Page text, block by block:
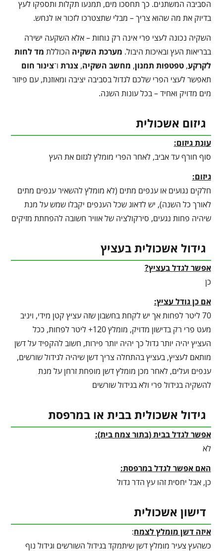
הסביבה המשתנים. כך תחסכו מים, תמנעו תקלות ותספקו לעץ
בדיוק את מה שהוא צריך – מבלי שתצטרכו לזכור או לנחש.
השקיה נכונה לעצי פרי אינה רק נוחות – אלא השקעה ישירה
בבריאות העץ ובאיכות היבול. מערכת השקיה הכוללת מד לחות
לקרקע,טפטפות תמנון, מחשב השקיה, צנרת ו־צינור חום
תאפשר לעצי הפרי שלכם לגדול בסביבה יציבה ומאוזנת, עם פיזור
מים מדויק ואחיד – בכל עונות השנה.
גיזום אשכולית
עונת גיזום:
סוף חורף עד אביב, לאחר הפרי מומלץ לגזום את העץ
גיזום:
חלקים נגועים או ענפים מתים (לא מומלץ להשאיר ענפים מתים
לאורך כל השנה), יש לדאוג שכל הענפים יקבלו שמש על מנת
שיהיה פחות נגעים, סירקולציה של אוויר חשובה להפחתת מזיקים
גידול אשכולית בעציץ
אפשר לגדל בעציץ?
כן
אם כן גודל עציץ:
70 ליטר לפחות אך יש לקחת בחשבון שזה עציץ קטן מידי, ויניב
מעט פרי רק בדישון מדויק, מומלץ 120+ ליטר לפחות, ככל
העציץ יהיה יותר גדול כך יהיה יותר פירות, חשוב להקפיד על דשן
מותאם לעציץ, בעציץ בהתחלה צריך דשן שיהיה לגידול שורשים,
ענפים ועלים, לאחר מכן מומלץ דשן מופחת זרחן על מנת
להשקיה בגידול פרי ולא בגידול שורשים
גידול אשכולית בבית או במרפסת
אפשר לגדל בבית (בתור צמח בית):
לא
האם אפשר לגדל במרפסת:
כן, אבל יחסית זהו עץ הדר גדול
דישון אשכולית
איזה דשן מומלץ לצמח:
כשהעץ צעיר מומלץ דשן שיתמקד בגידול השורשים וגידול נוף